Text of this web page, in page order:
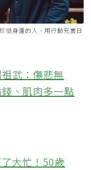
惜身邊的人、用行動充實日
武：傷悲無
、肌肉多一點
大忙！50歲